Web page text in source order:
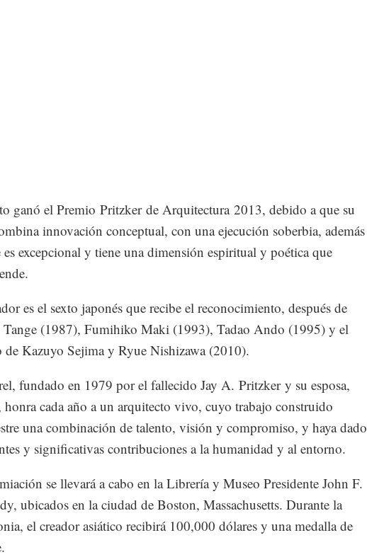
ganó el Premio Pritzker de Arquitectura 2013, debido a que su
innovación conceptual, con una ejecución soberbia, además
es excepcional y tiene una dimensión espiritual y poética que
es el sexto japonés que recibe el reconocimiento, después de
Tange (1987), Fumihiko Maki (1993), Tadao Ando (1995) y el
de Kazuyo Sejima y Ryue Nishizawa (2010).
fundado en 1979 por el fallecido Jay A. Pritzker y su esposa,
cada año a un arquitecto vivo, cuyo trabajo construido
una combinación de talento, visión y compromiso, y haya dado
y significativas contribuciones a la humanidad y al entorno.
se llevará a cabo en la Librería y Museo Presidente John F.
ubicados en la ciudad de Boston, Massachusetts. Durante la
el creador asiático recibirá 100,000 dólares y una medalla de